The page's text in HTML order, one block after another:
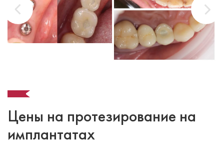
Цены на протезирование на
имплантатах